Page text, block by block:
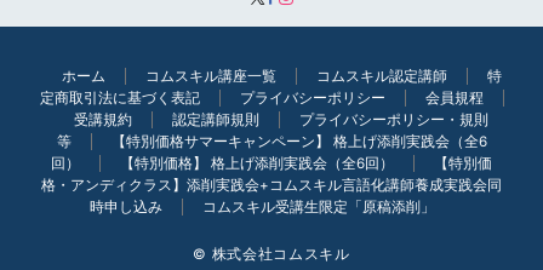
ホーム コムスキル講座一覧 コムスキル認定講師
特
定商取引法に基づく表記
プライバシーポリシー
会員規程
受講規約
認定講師規則
プライバシーポリシー・規則
等
【特別価格サマーキャンペーン】 格上げ添削実践会（全6
回）
【特別価格】 格上げ添削実践会（全6回）
【特別価
格・アンディクラス】添削実践会+コムスキル言語化講師養成実践会同
時申し込み
コムスキル受講生限定「原稿添削」
© 株式会社コムスキル